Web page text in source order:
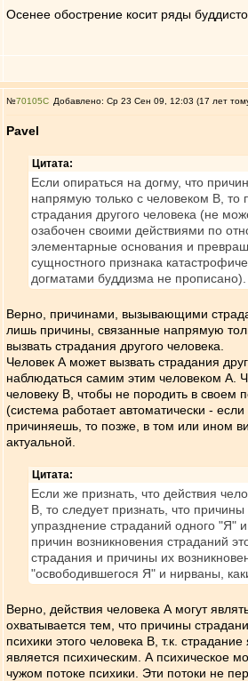
Осенее обострение косит ряды
№70105 Добавлено: Ср 23 Сен 09, 12:03 (17 лет
Pavel
Цитата:
Если опираться на догму, что
напрямую только с человеком В, то
страдания другого человека (не
озабочен своими действиями по
элементарные основания и
сущностного признака
догматами буддизма не прописано).
Верно, причинами, вызывающими
лишь причины, связанные напрямую
вызвать страдания другого человека.
Человек А может вызвать страдания
наблюдаться самим этим человеком А.
человеку В, чтобы не породить в своем
(система работает автоматически -
причиняешь, то позже, в том или ином
актуальной.
Цитата:
Если же признать, что действия
В, то следует признать, что
упразднение страданий одного "Я"
причин возникновения страданий
страдания и причины их
"освободившегося Я" и нирваны,
Верно, действия человека А могут
охватывается тем, что причины
психики этого человека В, т.к.
является психическим. А психическое
чужом потоке психики. Эти потоки не